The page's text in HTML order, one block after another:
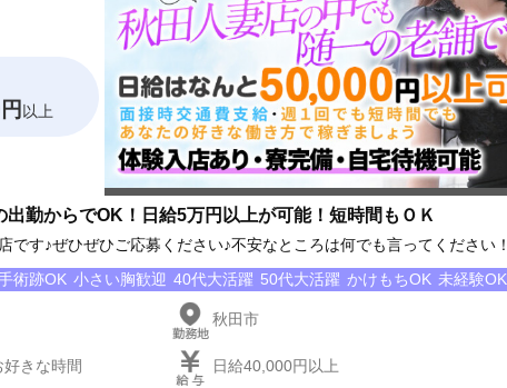
以上
勤からでOK！日給5万円以上が可能！短時間もＯＫ
です♪ぜひぜひご応募ください♪不安なところは何でも言ってください！
術跡OK 小さい胸歓迎 40代大活躍 50代大活躍 かけもちOK 未経験OK
秋田市
きな時間 日給40,000円以上